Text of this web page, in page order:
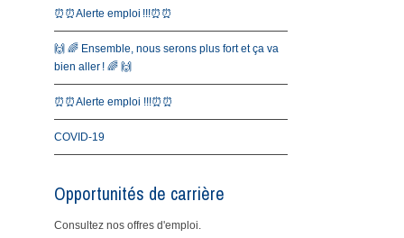
⏰⏰Alerte emploi !!!⏰⏰
🙌 🌈 Ensemble, nous serons plus fort et ça va
bien aller ! 🌈 🙌
⏰⏰Alerte emploi !!!⏰⏰
COVID-19
Opportunités de carrière
Consultez nos offres d'emploi.